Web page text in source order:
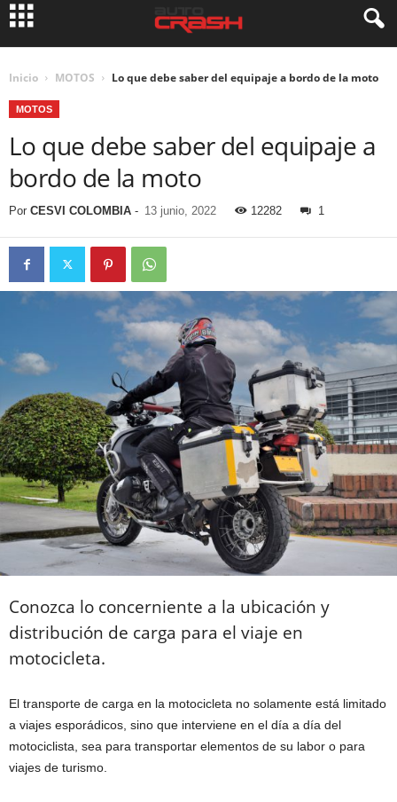
Inicio MOTOS Lo que debe saber del equipaje a bordo de la moto
MOTOS
Lo que debe saber del equipaje a
bordo de la moto
Por CESVI COLOMBIA - 13 junio, 2022 12282 1
Conozca lo concerniente a la ubicación y
distribución de carga para el viaje en
motocicleta.
El transporte de carga en la motocicleta no solamente está limitado
a viajes esporádicos, sino que interviene en el día a día del
motociclista, sea para transportar elementos de su labor o para
viajes de turismo.